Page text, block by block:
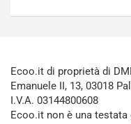
Ecoo.it di proprietà di
Emanuele II, 13, 03018
I.V.A. 03144800608
Ecoo.it non è una